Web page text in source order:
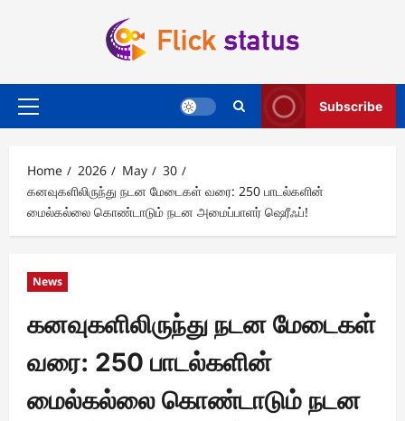
Primary
Subscribe
Home 2026 May
30
கனவுகளிலிருந்து நடன மேடைகள் வரை: 250 பாடல்களின்
மைல்கல்லை கொண்டாடும் நடன அமைப்பாளர் ஷெரீஃப்!
News
கனவுகளிலிருந்து நடன மேடைகள்
வரை: 250 பாடல்களின்
மைல்கல்லை கொண்டாடும் நடன